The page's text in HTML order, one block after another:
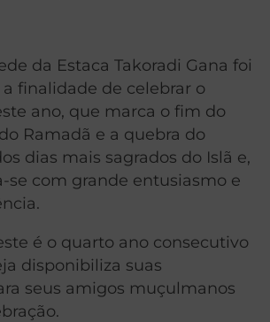
da Estaca Takoradi Gana foi
finalidade de celebrar o
ano, que marca o fim do
Ramadã e a quebra do
dias mais sagrados do Islã e,
se com grande entusiasmo e
é o quarto ano consecutivo
disponibiliza suas
seus amigos muçulmanos